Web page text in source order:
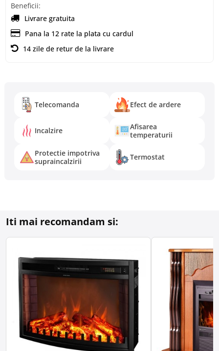
Beneficii:
Livrare gratuita
Pana la 12 rate la plata cu cardul
14 zile de retur de la livrare
Telecomanda Efect de ardere
Incalzire
Afisarea
temperaturii
Protectie impotriva
supraincalzirii
Termostat
Iti mai recomandam si: